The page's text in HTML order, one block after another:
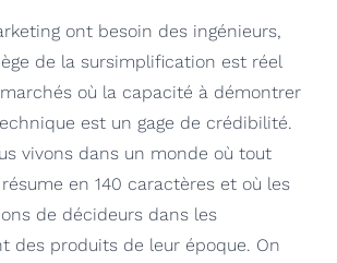
ont besoin des ingénieurs,
de la sursimplification est réel
où la capacité à démontrer
est un gage de crédibilité.
vivons dans un monde où tout
résume en 140 caractères et où les
de décideurs dans les
des produits de leur époque. On